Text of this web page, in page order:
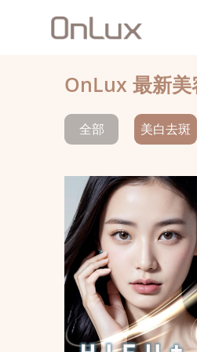
OnLux 最新美
全部 美白去斑